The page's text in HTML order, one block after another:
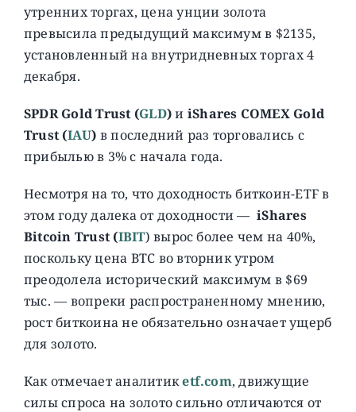
утренних торгах, цена унции золота
превысила предыдущий максимум в $2135,
установленный на внутридневных торгах 4
декабря.
SPDR Gold Trust (GLD)и iShares COMEX Gold
Trust (IAU) в последний раз торговались с
прибылью в 3% с начала года.
Несмотря на то, что доходность биткоин-ETF в
этом году далека от доходности —iShares
Bitcoin Trust (IBIT) вырос более чем на 40%,
поскольку цена BTC во вторник утром
преодолела исторический максимум в $69
тыс. — вопреки распространенному мнению,
рост биткоина не обязательно означает ущерб
для золото.
Как отмечает аналитикetf.com, движущие
силы спроса на золото сильно отличаются от